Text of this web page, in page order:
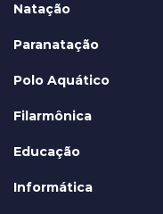
Natação
Paranatação
Polo Aquático
Filarmônica
Educação
Informática